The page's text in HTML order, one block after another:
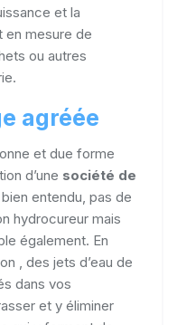
et la
en mesure de
ou autres
agréée
et due forme
d’une société de
entendu, pas de
hydrocureur mais
également. En
, des jets d’eau de
dans vos
et y éliminer